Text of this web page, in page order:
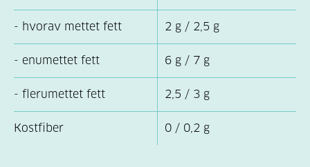
- hvorav mettet fett 2 g / 2,5 g
- enumettet fett 6 g / 7 g
- flerumettet fett 2,5 / 3 g
Kostfiber 0 / 0,2 g